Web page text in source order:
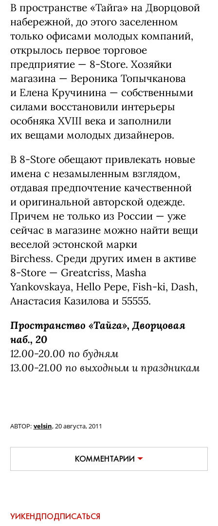
В пространстве «Тайга» на Дворцовой
набережной, до этого заселенном
только офисами молодых компаний,
открылось первое торговое
предприятие — 8-Store. Хозяйки
магазина — Вероника Топычканова
и Елена Кручинина — собственными
силами восстановили интерьеры
особняка XVIII века и заполнили
их вещами молодых дизайнеров.
В 8-Store обещают привлекать новые
имена с незамыленным взглядом,
отдавая предпочтение качественной
и оригинальной авторской одежде.
Причем не только из России — уже
сейчас в магазине можно найти вещи
веселой эстонской марки
Birchess. Среди других имен в активе
8-Store — Greatcriss, Masha
Yankovskaya, Hello Pepe, Fish-ki, Dash,
Анастасия Казилова и 55555.
Пространство «Тайга», Дворцовая
наб., 20
12.00-20.00 по будням
13.00-21.00 по выходным и праздникам
АВТОР: velsin,20 августа, 2011
КОММЕНТАРИИ
УИКЕНДПОДПИСАТЬСЯ